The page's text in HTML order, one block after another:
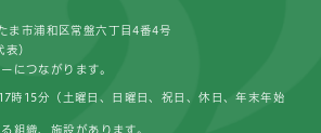
ま市浦和区常盤六丁目4番4号
）
につながります。
時15分（土曜日、日曜日、祝日、休日、年末年始
組織、施設があります。